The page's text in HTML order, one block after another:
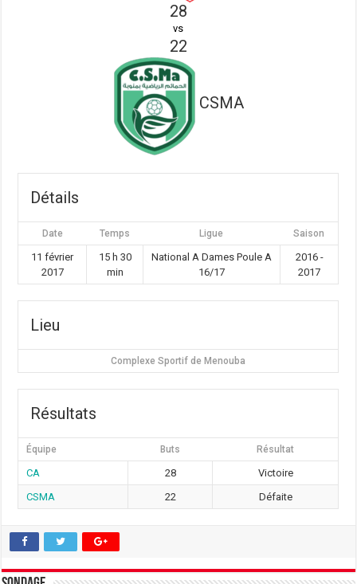
28
vs
22
CSMA
Détails
Date Temps Ligue Saison
11 février
2017
15 h 30
min
National A Dames Poule A
16/17
2016 -
2017
Lieu
Complexe Sportif de Menouba
Résultats
Équipe Buts Résultat
CA 28
Victoire
CSMA
22 Défaite